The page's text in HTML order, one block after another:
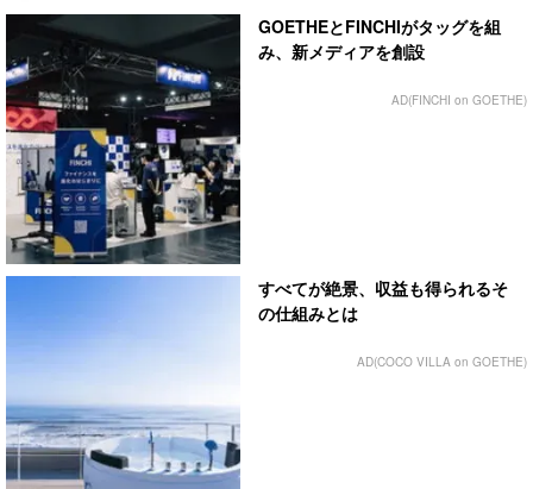
GOETHEとFINCHIがタッグを組
み、新メディアを創設
AD(FINCHI on GOETHE)
すべてが絶景、収益も得られるそ
の仕組みとは
AD(COCO VILLA on GOETHE)